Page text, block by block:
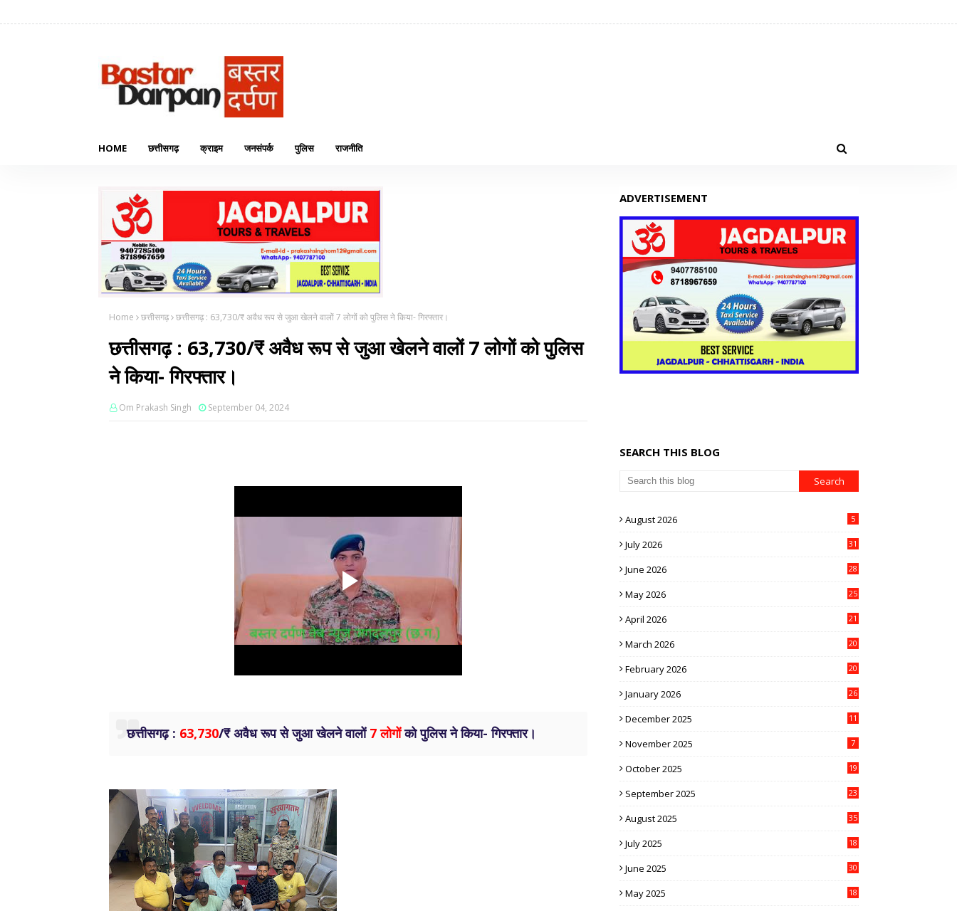
HOME छत्तीसगढ़ क्राइम जनसंपर्क पुलिस राजनीति
Home छत्तीसगढ़ छत्तीसगढ़ : 63,730/₹ अवैध रूप से जुआ खेलने वालों 7 लोगों को पुलिस ने किया- गिरफ्तार।
छत्तीसगढ़ : 63,730/₹ अवैध रूप से जुआ खेलने वालों 7 लोगों को पुलिस
ने किया- गिरफ्तार।
Om Prakash Singh September 04, 2024
छत्तीसगढ़ : 63,730/₹ अवैध रूप से जुआ खेलने वालों 7 लोगोंको पुलिस ने किया- गिरफ्तार।
ADVERTISEMENT
SEARCH THIS BLOG
August 2026 5
July 2026 31
June 2026 28
May 2026 25
April 2026 21
March 2026 20
February 2026 20
January 2026 26
December 2025 11
November 2025 7
October 2025 19
September 2025 23
August 2025 35
July 2025 18
June 2025 30
May 2025 18